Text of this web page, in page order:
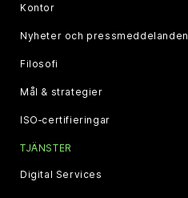
Kontor
Nyheter och pressmeddelanden
Filosofi
Mål & strategier
ISO‑certifieringar
TJÄNSTER
Digital Services